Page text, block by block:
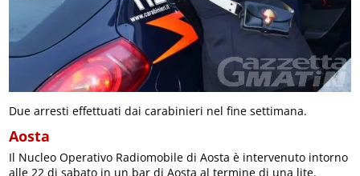
Due arresti effettuati dai carabinieri nel fine settimana.
Aosta
Il Nucleo Operativo Radiomobile di Aosta è intervenuto intorno
alle 22 di sabato in un bar di Aosta al termine di una lite.